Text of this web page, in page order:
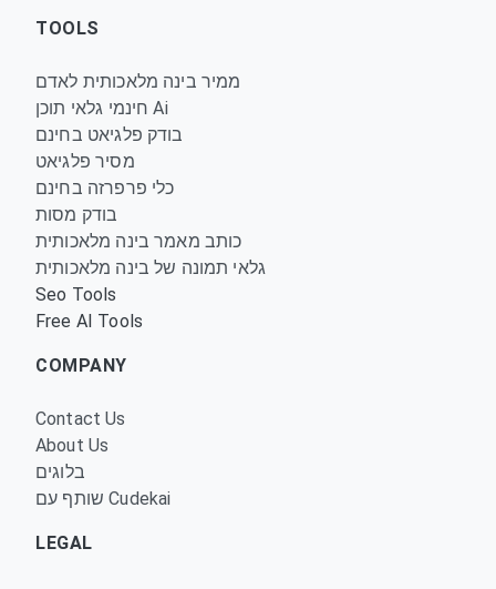
TOOLS
ממיר בינה מלאכותית לאדם
חינמי גלאי תוכן Ai
בודק פלגיאט בחינם
מסיר פלגיאט
כלי פרפרזה בחינם
בודק מסות
כותב מאמר בינה מלאכותית
גלאי תמונה של בינה מלאכותית
Seo Tools
Free AI Tools
COMPANY
Contact Us
About Us
בלוגים
שותף עם Cudekai
LEGAL